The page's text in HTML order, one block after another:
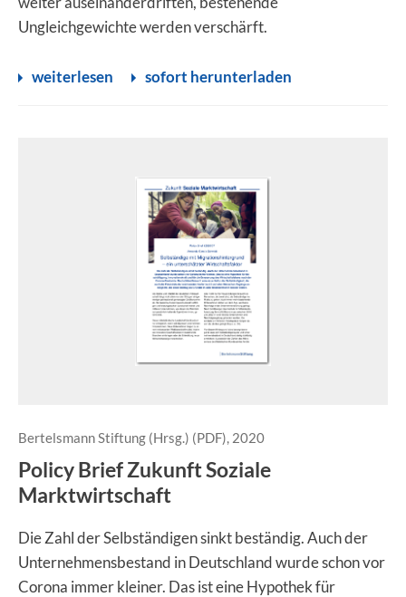
Ungleichgewichte werden verschärft.
weiterlesen sofort herunterladen
Bertelsmann Stiftung (Hrsg.) (PDF), 2020
Policy Brief Zukunft Soziale
Marktwirtschaft
Die Zahl der Selbständigen sinkt beständig. Auch der
Unternehmensbestand in Deutschland wurde schon vor
Corona immer kleiner. Das ist eine Hypothek für